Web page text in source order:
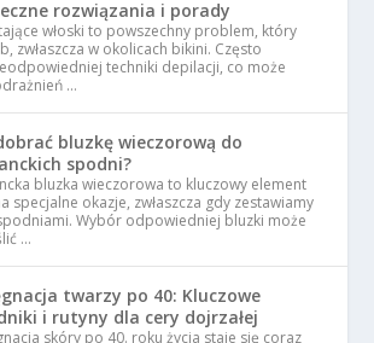
rozwiązania i porady
włoski to powszechny problem, który
zwłaszcza w okolicach bikini. Często
techniki depilacji, co może
…
bluzkę wieczorową do
spodni?
bluzka wieczorowa to kluczowy element
specjalne okazje, zwłaszcza gdy zestawiamy
Wybór odpowiedniej bluzki może
…
twarzy po 40: Kluczowe
i rutyny dla cery dojrzałej
skóry po 40. roku życia staje się coraz